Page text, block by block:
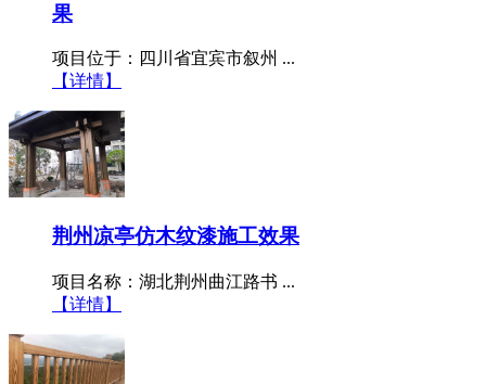
果
​项目位于：四川省宜宾市叙州 ...
【详情】
荆州凉亭仿木纹漆施工效果
​项目名称：湖北荆州曲江路书 ...
【详情】